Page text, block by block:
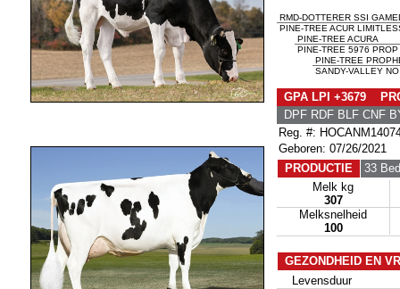
RMD-DOTTERER SSI
PINE-TREE ACUR
PINE-TREE ACURA
PINE-TREE 5976
PINE-TREE
SANDY-VALLEY
GPA LPI +3679
DPF RDF BLF CNF
Reg. #:
Geboren: 07/26/2021
PRODUCTIE
33
Melk kg
307
Melksnelheid
100
GEZONDHEID EN
Levensduur